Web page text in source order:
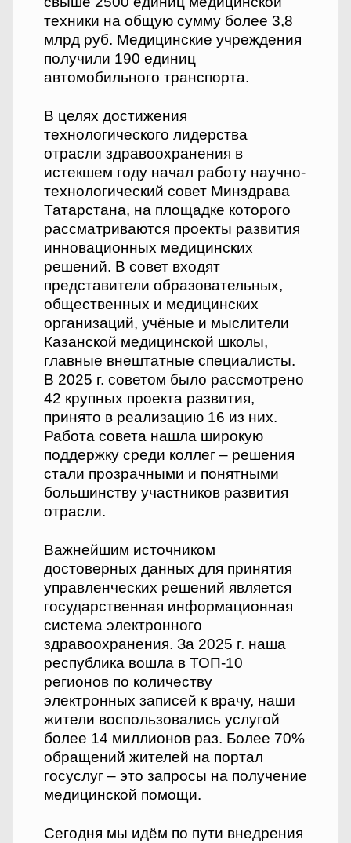
техники на общую сумму более 3,8
млрд руб. Медицинские учреждения
получили 190 единиц
автомобильного транспорта.
В целях достижения
технологического лидерства
отрасли здравоохранения в
истекшем году начал работу научно-
технологический совет Минздрава
Татарстана, на площадке которого
рассматриваются проекты развития
инновационных медицинских
решений. В совет входят
представители образовательных,
общественных и медицинских
организаций, учёные и мыслители
Казанской медицинской школы,
главные внештатные специалисты.
В 2025 г. советом было рассмотрено
42 крупных проекта развития,
принято в реализацию 16 из них.
Работа совета нашла широкую
поддержку среди коллег – решения
стали прозрачными и понятными
большинству участников развития
отрасли.
Важнейшим источником
достоверных данных для принятия
управленческих решений является
государственная информационная
система электронного
здравоохранения. За 2025 г. наша
республика вошла в ТОП-10
регионов по количеству
электронных записей к врачу, наши
жители воспользовались услугой
более 14 миллионов раз. Более 70%
обращений жителей на портал
госуслуг – это запросы на получение
медицинской помощи.
Сегодня мы идём по пути внедрения